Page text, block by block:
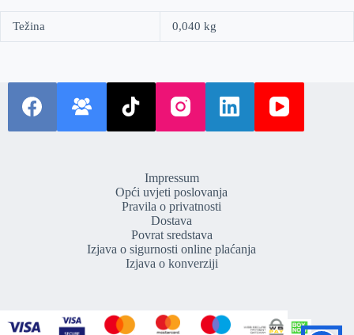
Težina 0,040 kg
Impressum
Opći uvjeti poslovanja
Pravila o privatnosti
Dostava
Povrat sredstava
Izjava o sigurnosti online plaćanja
Izjava o konverziji